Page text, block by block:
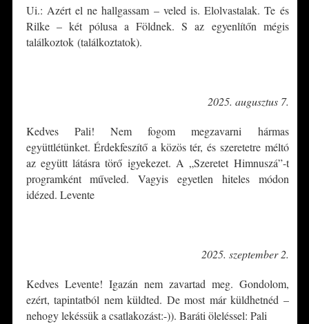
Ui.: Azért el ne hallgassam – veled is. Elolvastalak. Te és
Rilke – két pólusa a Földnek. S az egyenlítőn mégis
találkoztok (találkoztatok).
2025. augusztus 7.
Kedves Pali! Nem fogom megzavarni hármas
együttlétünket. Érdekfeszítő a közös tér, és szeretetre méltó
az együtt látásra törő igyekezet. A „Szeretet Himnuszá”-t
programként műveled. Vagyis egyetlen hiteles módon
idézed. Levente
2025. szeptember 2.
Kedves Levente! Igazán nem zavartad meg. Gondolom,
ezért, tapintatból nem küldted. De most már küldhetnéd –
nehogy lekéssük a csatlakozást:-)). Baráti öleléssel: Pali